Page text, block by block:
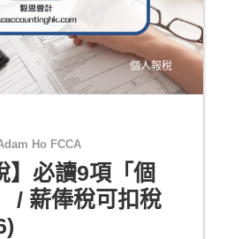
個人報稅
Ho FCCA
】必讀9項「個
/ 薪俸稅可扣稅